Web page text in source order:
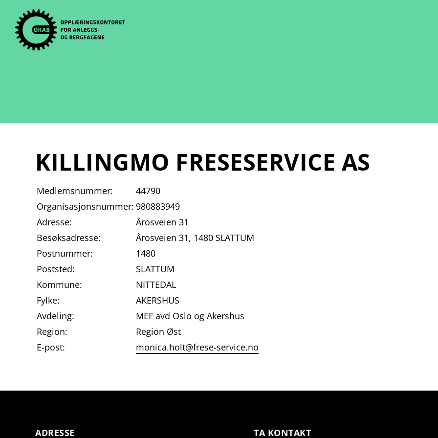
content
KILLINGMO FRESESERVICE AS
Medlemsnummer:
44790
Organisasjonsnummer: 980883949
Adresse:
Årosveien 31
Besøksadresse:
Årosveien 31, 1480 SLATTUM
Postnummer:
1480
Poststed:
SLATTUM
Kommune:
NITTEDAL
Fylke:
AKERSHUS
Avdeling:
MEF avd Oslo og Akershus
Region:
Region Øst
E-post:
monica.holt@frese-service.no
ADRESSE TA KONTAKT